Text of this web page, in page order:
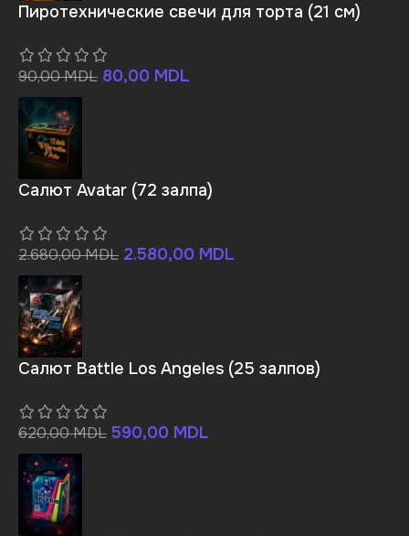
Пиротехнические свечи для торта (21 см)
90,00MDL 80,00 MDL
Салют Avatar (72 залпа)
2.680,00MDL 2.580,00 MDL
Салют Battle Los Angeles (25 залпов)
620,00MDL 590,00 MDL